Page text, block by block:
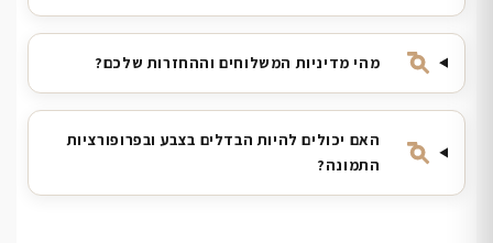
מהי מדיניות המשלוחים וההחזרות שלכם?
האם יכולים להיות הבדלים בצבע ובפרופורציות
התמונה?